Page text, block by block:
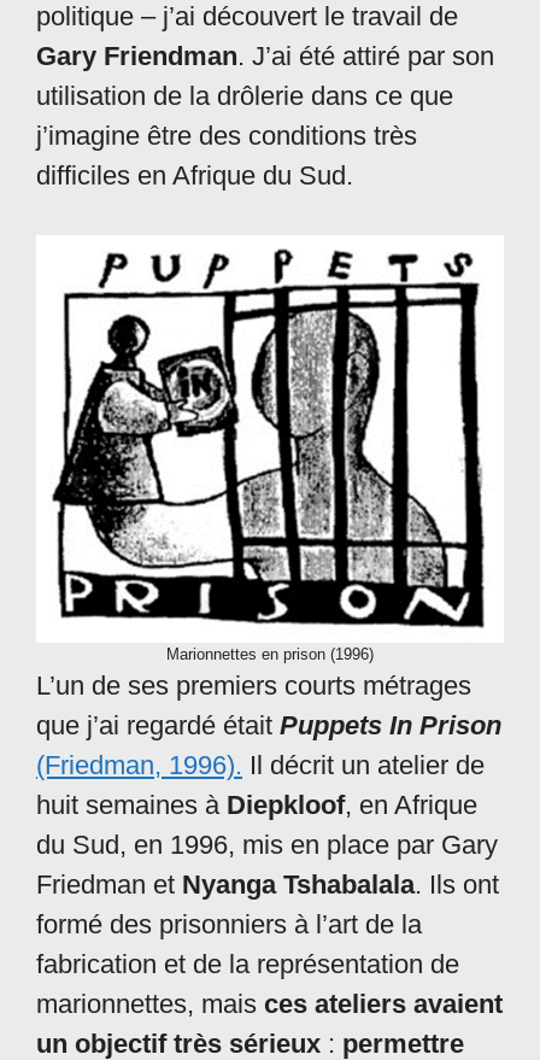
politique – j’ai découvert le travail de
Gary Friendman. J’ai été attiré par son
utilisation de la drôlerie dans ce que
j’imagine être des conditions très
difficiles en Afrique du Sud.
Marionnettes en prison (1996)
L’un de ses premiers courts métrages
que j’ai regardé était Puppets In Prison
(Friedman, 1996). Il décrit un atelier de
huit semaines à Diepkloof, en Afrique
du Sud, en 1996, mis en place par Gary
Friedman et Nyanga Tshabalala. Ils ont
formé des prisonniers à l’art de la
fabrication et de la représentation de
marionnettes, mais ces ateliers avaient
un objectif très sérieux : permettre